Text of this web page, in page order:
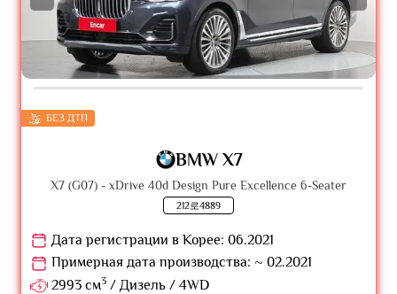
БЕЗ ДТП
BMW X7
X7 (G07) - xDrive 40d Design Pure Excellence 6-Seater
212로4889
Дата регистрации в Корее: 06.2021
Примерная дата производства: ~ 02.2021
2993 см3 / Дизель / 4WD